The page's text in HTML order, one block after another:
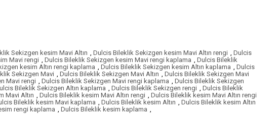
Sekizgen kesim Mavi Altın , Dulcis Bileklik Sekizgen kesim Mavi Altın rengi , Dulcis
Mavi rengi , Dulcis Bileklik Sekizgen kesim Mavi rengi kaplama , Dulcis Bileklik
kesim Altın rengi kaplama , Dulcis Bileklik Sekizgen kesim Altın kaplama , Dulcis
Sekizgen Mavi , Dulcis Bileklik Sekizgen Mavi Altın , Dulcis Bileklik Sekizgen Mavi
Mavi rengi , Dulcis Bileklik Sekizgen Mavi rengi kaplama , Dulcis Bileklik Sekizgen
Bileklik Sekizgen Altın kaplama , Dulcis Bileklik Sekizgen rengi , Dulcis Bileklik
Mavi Altın , Dulcis Bileklik kesim Mavi Altın rengi , Dulcis Bileklik kesim Mavi Altın rengi
Bileklik kesim Mavi kaplama , Dulcis Bileklik kesim Altın , Dulcis Bileklik kesim Altın
rengi kaplama , Dulcis Bileklik kesim kaplama ,